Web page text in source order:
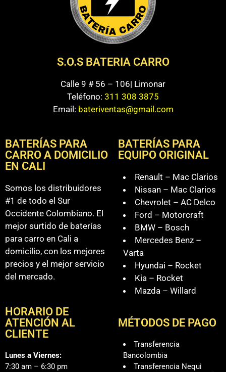
S.O.S BATERIA CARRO
Calle 9 # 56 – 106| Limonar
Teléfono: 311 308 3875
Email: bateriventas@gmail.com
BATERÍAS PARA
CARRO A DOMICILIO
EN CALI
Somos los distribuidores
#1 de todo el Sur
Occidente Colombiano. El
mejor surtido de baterías
para carro en Cali a
domicilio, con los mejores
precios y el mejor servicio
del mercado.
HORARIO DE
ATENCIÓN AL
CLIENTE
Lunes a Viernes:
7:30 am – 6:30 pm
BATERÍAS PARA
EQUIPO ORIGINAL
Renault – Mac Clarios
Nissan – Mac Clarios
Chevrolet – AC Delco
Ford – Motorcraft
BMW – Bosch
Mercedes Benz –
Varta
Hyundai – Rocket
Kia – Rocket
Mazda – Willard
MÉTODOS DE PAGO
Transferencia
Bancolombia
Transferencia Nequi